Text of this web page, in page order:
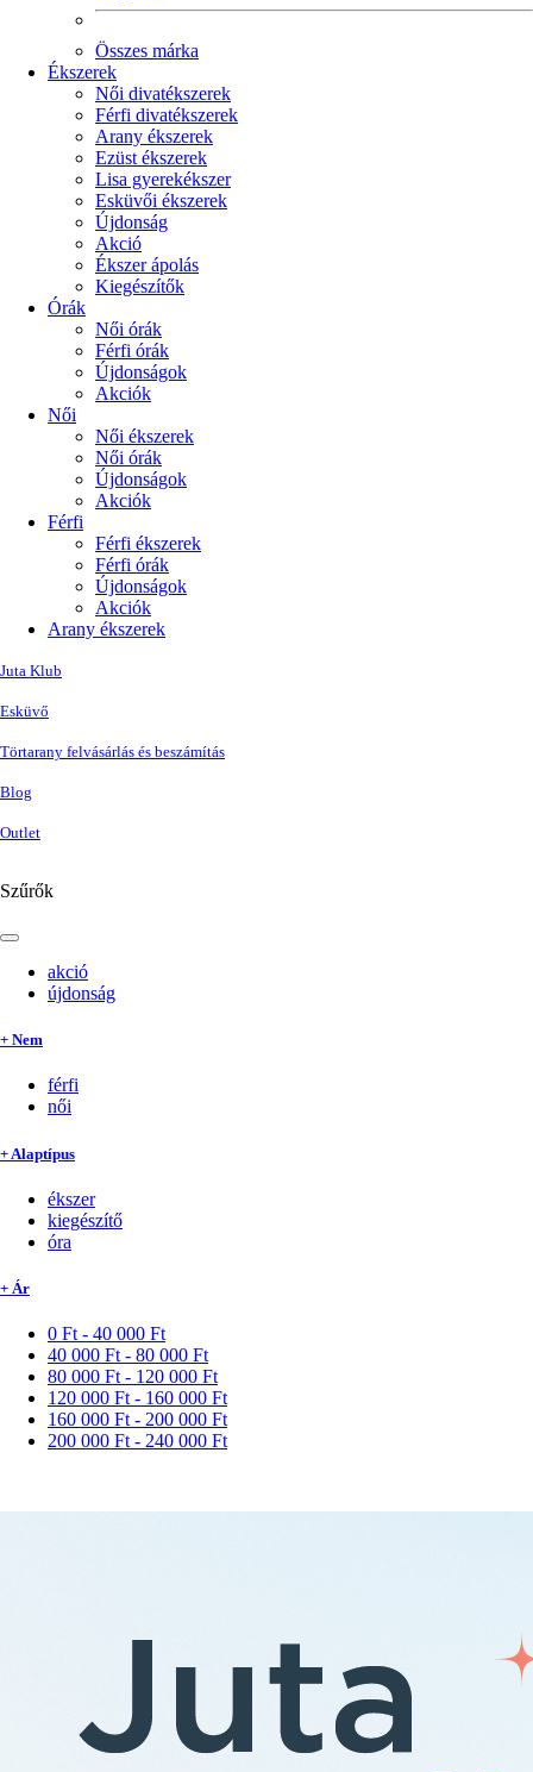
Összes márka
Ékszerek
Női divatékszerek
Férfi divatékszerek
Arany ékszerek
Ezüst ékszerek
Lisa gyerekékszer
Esküvői ékszerek
Újdonság
Akció
Ékszer ápolás
Kiegészítők
Órák
Női órák
Férfi órák
Újdonságok
Akciók
Női
Női ékszerek
Női órák
Újdonságok
Akciók
Férfi
Férfi ékszerek
Férfi órák
Újdonságok
Akciók
Arany ékszerek
Juta Klub
Esküvő
Törtarany felvásárlás és beszámítás
Blog
Outlet
Szűrők
akció
újdonság
+ Nem
férfi
női
+ Alaptípus
ékszer
kiegészítő
óra
+ Ár
0 Ft - 40 000 Ft
40 000 Ft - 80 000 Ft
80 000 Ft - 120 000 Ft
120 000 Ft - 160 000 Ft
160 000 Ft - 200 000 Ft
200 000 Ft - 240 000 Ft